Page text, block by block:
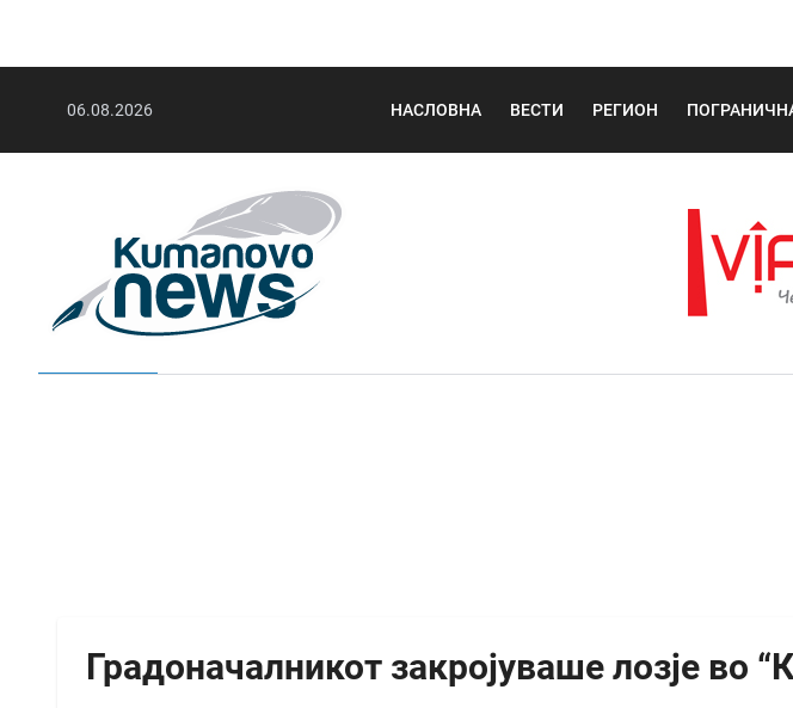
06.08.2026 НАСЛОВНА ВЕСТИ РЕГИОН
Градоначалникот закројуваше лозје во